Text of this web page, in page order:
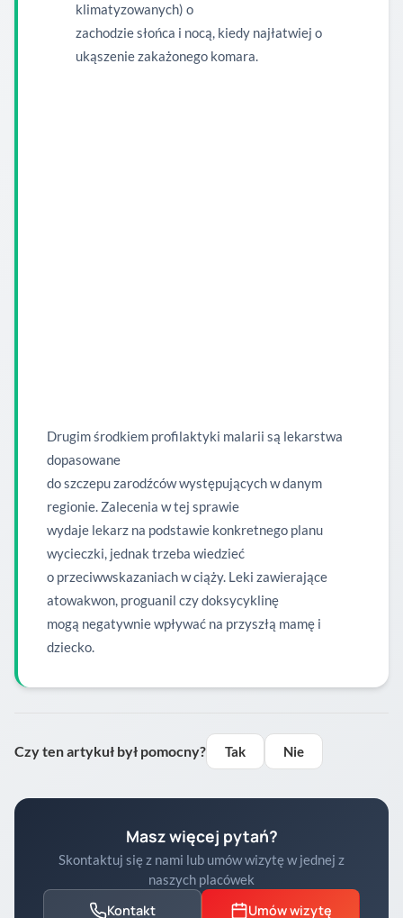
klimatyzowanych) o
zachodzie słońca i nocą, kiedy najłatwiej o
ukąszenie zakażonego komara.
Drugim środkiem profilaktyki malarii są lekarstwa
dopasowane
do szczepu zarodźców występujących w danym
regionie. Zalecenia w tej sprawie
wydaje lekarz na podstawie konkretnego planu
wycieczki, jednak trzeba wiedzieć
o przeciwwskazaniach w ciąży. Leki zawierające
atowakwon, proguanil czy doksycyklinę
mogą negatywnie wpływać na przyszłą mamę i
dziecko.
Czy ten artykuł był pomocny? Tak Nie
Masz więcej pytań?
Skontaktuj się z nami lub umów wizytę w jednej z
naszych placówek
Kontakt Umów wizytę